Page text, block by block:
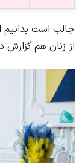
جالب است بدانیم
از زنان هم گزارش